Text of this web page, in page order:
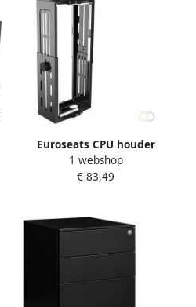
Euroseats CPU houder
Zwart
1 webshop
€ 83,49